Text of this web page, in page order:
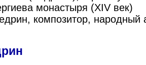
монастыря (XIV век)
композитор, народный